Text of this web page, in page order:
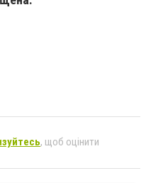
, щоб оцінити